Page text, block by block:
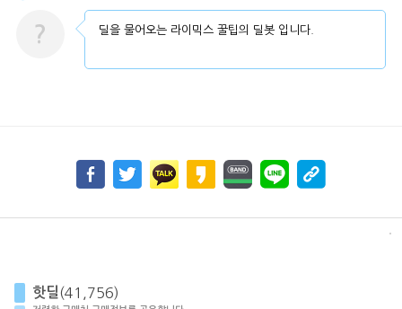
? 딜을 물어오는 라이믹스 꿀팁의 딜봇 입니다.
핫딜 (41,756)